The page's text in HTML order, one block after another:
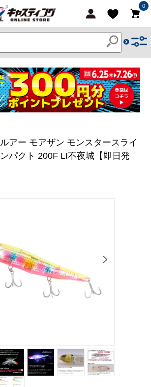
0
アー モアザン モンスタースライ
パクト 200F LI不夜城【即日発